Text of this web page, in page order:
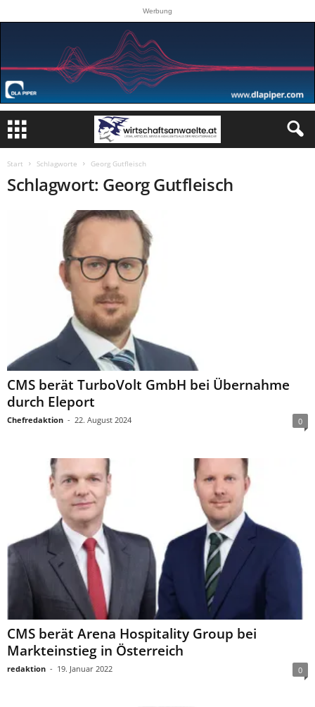
Werbung
Start Schlagworte Georg Gutfleisch
Schlagwort: Georg Gutfleisch
CMS berät TurboVolt GmbH bei Übernahme
durch Eleport
Chefredaktion - 22. August 2024 0
CMS berät Arena Hospitality Group bei
Markteinstieg in Österreich
redaktion - 19. Januar 2022 0